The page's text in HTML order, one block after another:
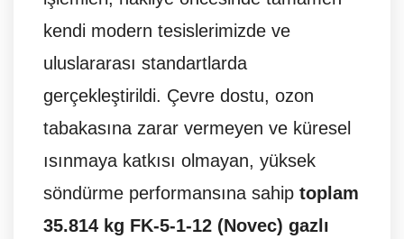
kendi modern tesislerimizde ve
uluslararası standartlarda
gerçekleştirildi. Çevre dostu, ozon
tabakasına zarar vermeyen ve küresel
ısınmaya katkısı olmayan, yüksek
söndürme performansına sahip toplam
35.814 kg FK-5-1-12 (Novec) gazlı